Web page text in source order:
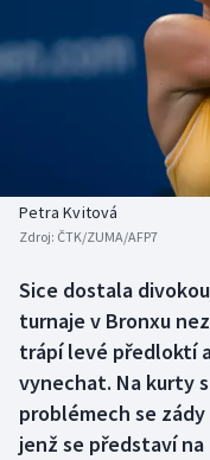
Americký fotbal
Baseball a softbal
Biatlon
Box
Curling
Dostihy
NEPŘEHLÉDNĚTE
Historické návraty
Aplikace ČT sport
Petra Kvitová
Zdroj: ČTK/ZUMA/AFP7
Sice dostala
turnaje v Bronxu
trápí levé předloktí
vynechat. Na kurty
problémech se
jenž se představí